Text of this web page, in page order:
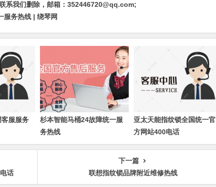
系我们删除，邮箱：352446720@qq.com;
服务热线 | 绕琴网
服服务
杉本智能马桶24故障统一服
务热线
亚太天能指纹锁全国统一官
方网站400电话
话
下一篇
联想指纹锁品牌附近维修热线